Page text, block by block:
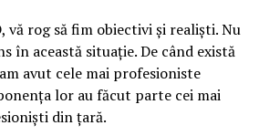
vă rog să fim obiectivi și realiști. Nu
în această situație. De când există
avut cele mai profesioniste
lor au făcut parte cei mai
din țară.